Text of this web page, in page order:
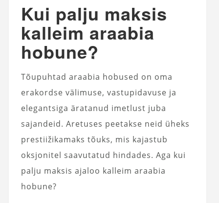
Kui palju maksis
kalleim araabia
hobune?
Tõupuhtad araabia hobused on oma
erakordse välimuse, vastupidavuse ja
elegantsiga äratanud imetlust juba
sajandeid. Aretuses peetakse neid üheks
prestiižikamaks tõuks, mis kajastub
oksjonitel saavutatud hindades. Aga kui
palju maksis ajaloo kalleim araabia
hobune?